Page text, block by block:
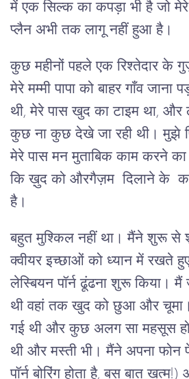
में एक सिल्क का कपड़ा भी है जो
प्लैन अभी तक लागू नहीं हुआ है।
कुछ महीनों पहले एक रिश्तेदार के
मेरे मम्मी पापा को बाहर गाँव
थी, मेरे पास खुद का टाइम था, और
कुछ ना कुछ देखे जा रही थी। मुझे
मेरे पास मन मुताबिक काम करने
कि ख़ुद को औरगैज़म दिलाने के
है।
बहुत मुश्किल नहीं था। मैंने शुरू से
क्वीयर इच्छाओं को ध्यान में रखते
लेस्बियन पॉर्न ढूंढना शुरू किया।
थी वहां तक खुद को छुआ और चूमा।
गई थी और कुछ अलग सा महसूस हो
थी और मस्ती भी। मैंने अपना फोन
पॉर्न बोरिंग होता है, बस बात